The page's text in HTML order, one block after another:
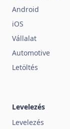
Android
iOS
Vállalat
Automotive
Letöltés
Levelezés
Levelezés